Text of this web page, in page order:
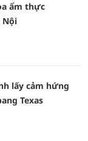
ẩm thực
Nội
lấy cảm hứng
Texas